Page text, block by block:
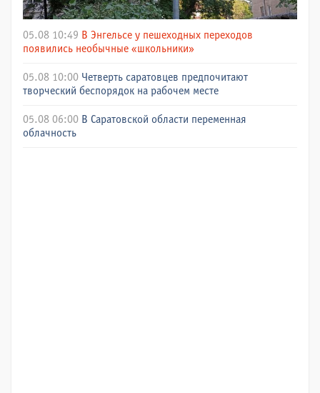
05.08 10:49 В Энгельсе у пешеходных переходов
появились необычные «школьники»
05.08 10:00 Четверть саратовцев предпочитают
творческий беспорядок на рабочем месте
05.08 06:00 В Саратовской области переменная
облачность